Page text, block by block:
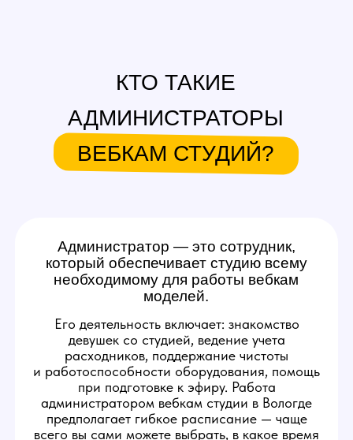
Его деятельность включает: знакомство
расходников, поддержание чистоты
и работоспособности оборудования, помощь
при подготовке к эфиру. Работа
администратором вебкам студии в Вологде
предполагает гибкое расписание — чаще
всего вы сами можете выбрать, в какое время
ОБЯЗАННОСТИ